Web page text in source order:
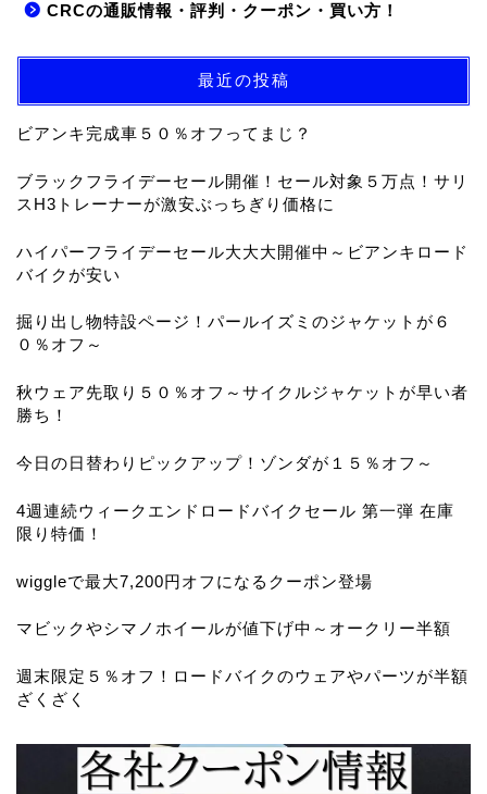
CRCの通販情報・評判・クーポン・買い方！
最近の投稿
ビアンキ完成車５０％オフってまじ？
ブラックフライデーセール開催！セール対象５万点！サリ
スH3トレーナーが激安ぶっちぎり価格に
ハイパーフライデーセール大大大開催中～ビアンキロード
バイクが安い
掘り出し物特設ページ！パールイズミのジャケットが６
０％オフ～
秋ウェア先取り５０％オフ～サイクルジャケットが早い者
勝ち！
今日の日替わりピックアップ！ゾンダが１５％オフ～
4週連続ウィークエンドロードバイクセール 第一弾 在庫
限り特価！
wiggleで最大7,200円オフになるクーポン登場
マビックやシマノホイールが値下げ中～オークリー半額
週末限定５％オフ！ロードバイクのウェアやパーツが半額
ざくざく